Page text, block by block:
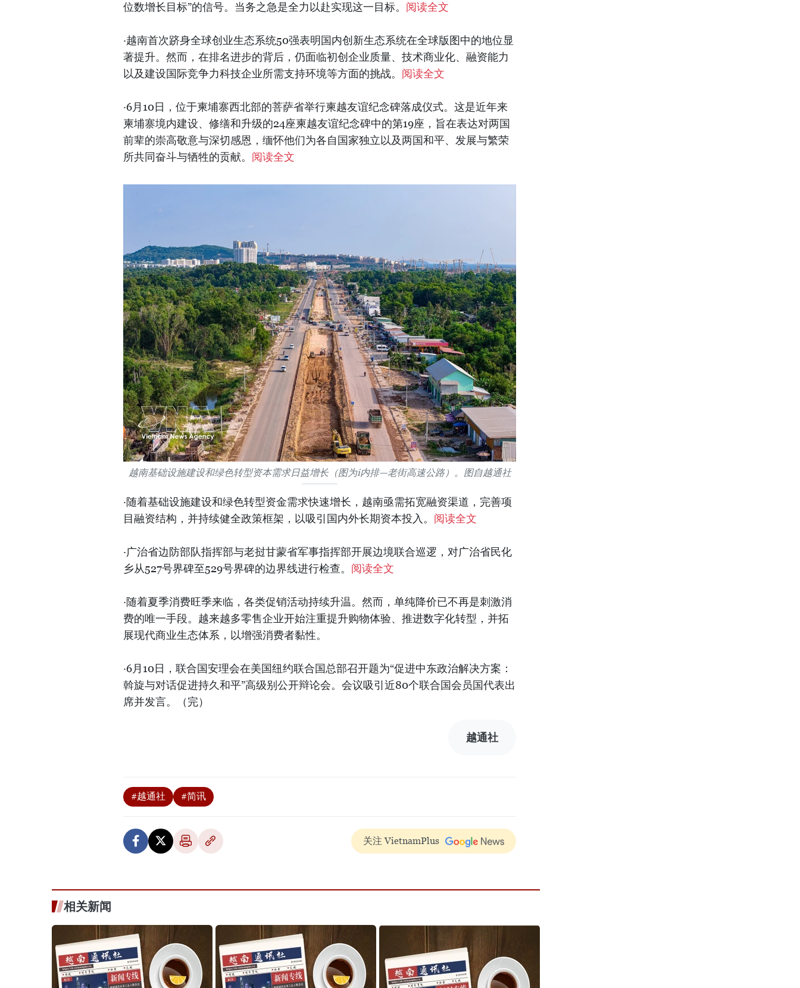
位数增长目标”的信号。当务之急是全力以赴实现这一目标。 阅读全文
·越南首次跻身全球创业生态系统50强表明国内创新生态系统在全球版图中的地位显
著提升。然而，在排名进步的背后，仍面临初创企业质量、技术商业化、融资能力
以及建设国际竞争力科技企业所需支持环境等方面的挑战。 阅读全文
·6月10日，位于柬埔寨西北部的菩萨省举行柬越友谊纪念碑落成仪式。这是近年来
柬埔寨境内建设、修缮和升级的24座柬越友谊纪念碑中的第19座，旨在表达对两国
前辈的崇高敬意与深切感恩，缅怀他们为各自国家独立以及两国和平、发展与繁荣
所共同奋斗与牺牲的贡献。 阅读全文
越南基础设施建设和绿色转型资本需求日益增长（图为i内排—老街高速公路）。图自越通社
·随着基础设施建设和绿色转型资金需求快速增长，越南亟需拓宽融资渠道，完善项
目融资结构，并持续健全政策框架，以吸引国内外长期资本投入。 阅读全文
·广治省边防部队指挥部与老挝甘蒙省军事指挥部开展边境联合巡逻，对广治省民化
乡从527号界碑至529号界碑的边界线进行检查。 阅读全文
·随着夏季消费旺季来临，各类促销活动持续升温。然而，单纯降价已不再是刺激消
费的唯一手段。越来越多零售企业开始注重提升购物体验、推进数字化转型，并拓
展现代商业生态体系，以增强消费者黏性。
·6月10日，联合国安理会在美国纽约联合国总部召开题为“促进中东政治解决方案：
斡旋与对话促进持久和平”高级别公开辩论会。会议吸引近80个联合国会员国代表出
席并发言。（完）
越通社
#越通社 #简讯
关注 VietnamPlus
相关新闻